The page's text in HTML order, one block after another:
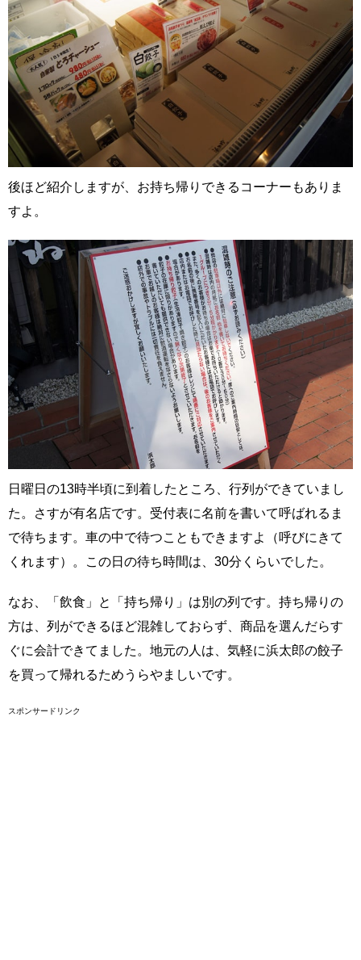
後ほど紹介しますが、お持ち帰りできるコーナーもありま
すよ。
日曜日の13時半頃に到着したところ、行列ができていまし
た。さすが有名店です。受付表に名前を書いて呼ばれるま
で待ちます。車の中で待つこともできますよ（呼びにきて
くれます）。この日の待ち時間は、30分くらいでした。
なお、「飲食」と「持ち帰り」は別の列です。持ち帰りの
方は、列ができるほど混雑しておらず、商品を選んだらす
ぐに会計できてました。地元の人は、気軽に浜太郎の餃子
を買って帰れるためうらやましいです。
スポンサードリンク